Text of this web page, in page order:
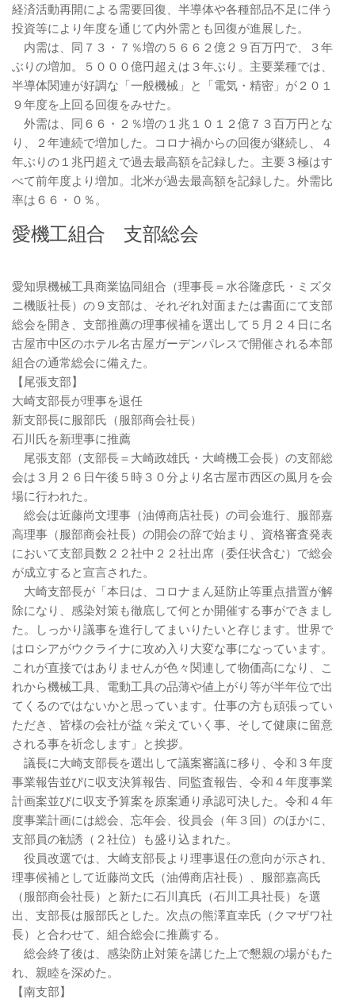
経済活動再開による需要回復、半導体や各種部品不足に伴う
投資等により年度を通じて内外需とも回復が進展した。
内需は、同７３・７％増の５６６２億２９百万円で、３年
ぶりの増加。５０００億円超えは３年ぶり。主要業種では、
半導体関連が好調な「一般機械」と「電気・精密」が２０１
９年度を上回る回復をみせた。
外需は、同６６・２％増の１兆１０１２億７３百万円とな
り、２年連続で増加した。コロナ禍からの回復が継続し、４
年ぶりの１兆円超えで過去最高額を記録した。主要３極はす
べて前年度より増加。北米が過去最高額を記録した。外需比
率は６６・０％。
愛機工組合 支部総会
愛知県機械工具商業協同組合（理事長＝水谷隆彦氏・ミズタ
ニ機販社長）の９支部は、それぞれ対面または書面にて支部
総会を開き、支部推薦の理事候補を選出して５月２４日に名
古屋市中区のホテル名古屋ガーデンパレスで開催される本部
組合の通常総会に備えた。
【尾張支部】
大崎支部長が理事を退任
新支部長に服部氏（服部商会社長）
石川氏を新理事に推薦
尾張支部（支部長＝大崎政雄氏・大崎機工会長）の支部総
会は３月２６日午後５時３０分より名古屋市西区の風月を会
場に行われた。
総会は近藤尚文理事（油傅商店社長）の司会進行、服部嘉
高理事（服部商会社長）の開会の辞で始まり、資格審査発表
において支部員数２２社中２２社出席（委任状含む）で総会
が成立すると宣言された。
大崎支部長が「本日は、コロナまん延防止等重点措置が解
除になり、感染対策も徹底して何とか開催する事ができまし
た。しっかり議事を進行してまいりたいと存じます。世界で
はロシアがウクライナに攻め入り大変な事になっています。
これが直接ではありませんが色々関連して物価高になり、こ
れから機械工具、電動工具の品薄や値上がり等が半年位で出
てくるのではないかと思っています。仕事の方も頑張ってい
ただき、皆様の会社が益々栄えていく事、そして健康に留意
される事を祈念します」と挨拶。
議長に大崎支部長を選出して議案審議に移り、令和３年度
事業報告並びに収支決算報告、同監査報告、令和４年度事業
計画案並びに収支予算案を原案通り承認可決した。令和４年
度事業計画には総会、忘年会、役員会（年３回）のほかに、
支部員の勧誘（２社位）も盛り込まれた。
役員改選では、大崎支部長より理事退任の意向が示され、
理事候補として近藤尚文氏（油傅商店社長）、服部嘉高氏
（服部商会社長）と新たに石川真氏（石川工具社長）を選
出、支部長は服部氏とした。次点の熊澤直幸氏（クマザワ社
長）と合わせて、組合総会に推薦する。
総会終了後は、感染防止対策を講じた上で懇親の場がもた
れ、親睦を深めた。
【南支部】